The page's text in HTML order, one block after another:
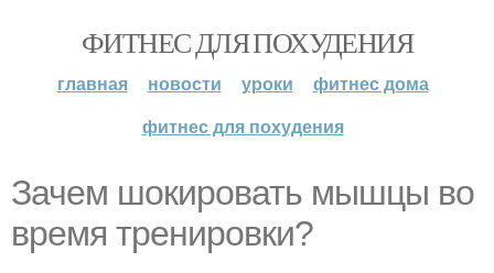
ФИТНЕС ДЛЯ ПОХУДЕНИЯ
главная новости уроки
фитнес дома
фитнес для похудения
Зачем шокировать мышцы во
время тренировки?